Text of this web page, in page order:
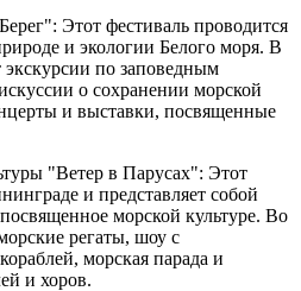
Этот фестиваль проводится
и экологии Белого моря. В
экскурсии по заповедным
о сохранении морской
и выставки, посвященные
"Ветер в Парусах": Этот
и представляет собой
морской культуре. Во
регаты, шоу с
морская парада и
и хоров.